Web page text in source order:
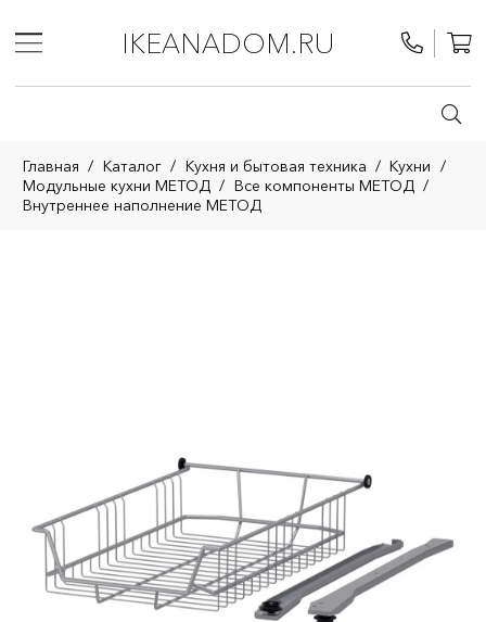
IKEANADOM.RU
Главная / Каталог / Кухня и бытовая техника / Кухни /
Модульные кухни МЕТОД / Все компоненты МЕТОД /
Внутреннее наполнение МЕТОД